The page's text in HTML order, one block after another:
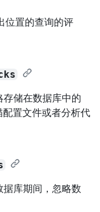
位置的查询的评
储在数据库中的
置文件或者分析代
库期间，忽略数